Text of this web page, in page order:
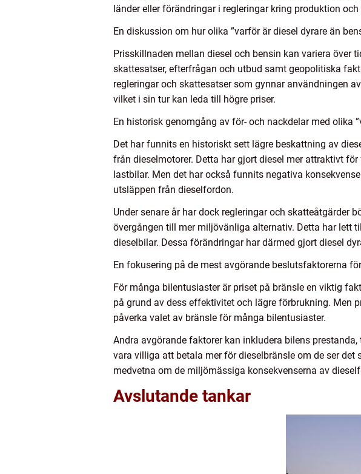
länder eller förändringar i regleringar kring produktion
En diskussion om hur olika ”varför är diesel dyrare än
Prisskillnaden mellan diesel och bensin kan variera över
skattesatser, efterfrågan och utbud samt geopolitiska
regleringar och skattesatser som gynnar användningen
vilket i sin tur kan leda till högre priser.
En historisk genomgång av för- och nackdelar med olika
Det har funnits en historiskt sett lägre beskattning av
från dieselmotorer. Detta har gjort diesel mer attraktivt
lastbilar. Men det har också funnits negativa
utsläppen från dieselfordon.
Under senare år har dock regleringar och
övergången till mer miljövänliga alternativ. Detta har lett
dieselbilar. Dessa förändringar har därmed gjort diesel
En fokusering på de mest avgörande beslutsfaktorerna
För många bilentusiaster är priset på bränsle en viktig
på grund av dess effektivitet och lägre förbrukning. Men
påverka valet av bränsle för många bilentusiaster.
Andra avgörande faktorer kan inkludera bilens
vara villiga att betala mer för dieselbränsle om de ser
medvetna om de miljömässiga konsekvenserna av
Avslutande tankar